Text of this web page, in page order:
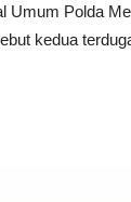
Umum Polda
kedua